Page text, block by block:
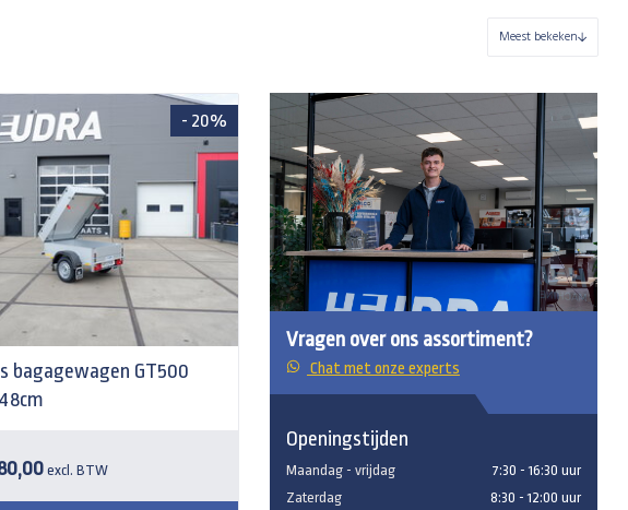
Meest bekeken
- 20%
bagagewagen GT500
excl. BTW
Vragen over ons assortiment?
Chat met onze experts
Openingstijden
Maandag - vrijdag
7:30 - 16:30 uur
Zaterdag
8:30 - 12:00 uur